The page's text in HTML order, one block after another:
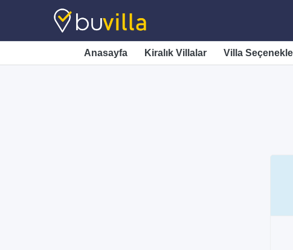
Anasayfa Kiralık Villalar Villa